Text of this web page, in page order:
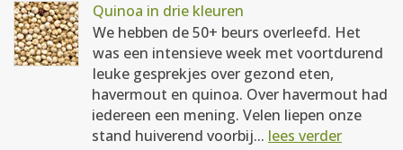
Quinoa in drie kleuren
We hebben de 50+ beurs overleefd. Het
was een intensieve week met voortdurend
leuke gesprekjes over gezond eten,
havermout en quinoa. Over havermout had
iedereen een mening. Velen liepen onze
stand huiverend voorbij... lees verder